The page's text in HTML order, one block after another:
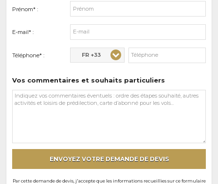
Prénom* :
E-mail* :
Téléphone* : FR +33
Vos commentaires et souhaits particuliers
Vos
commentaires
ENVOYEZ VOTRE DEMANDE DE DEVIS
Par cette demande de devis, j'accepte que les informations recueillies sur ce formulaire